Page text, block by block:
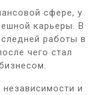
сфере, у
карьеры. В
работы в
чего стал
и